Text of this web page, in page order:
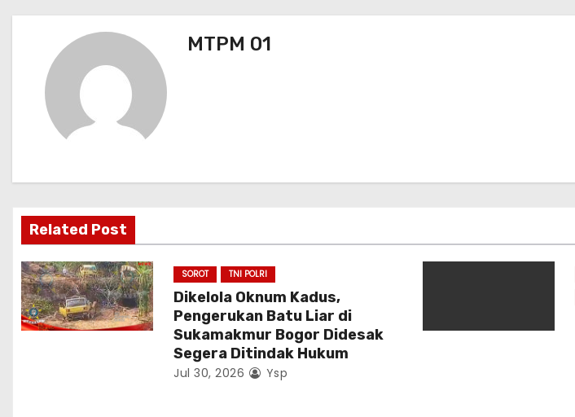
o
k
p
v
i
p
o
s
MTPM 01
Related Post
SOROT TNI POLRI
Dikelola Oknum Kadus,
Pengerukan Batu Liar di
Sukamakmur Bogor Didesak
Segera Ditindak Hukum
Jul 30, 2026 Ysp